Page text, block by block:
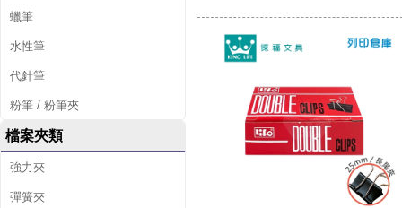
蠟筆
水性筆
代針筆
粉筆 / 粉筆夾
檔案夾類
強力夾
彈簧夾